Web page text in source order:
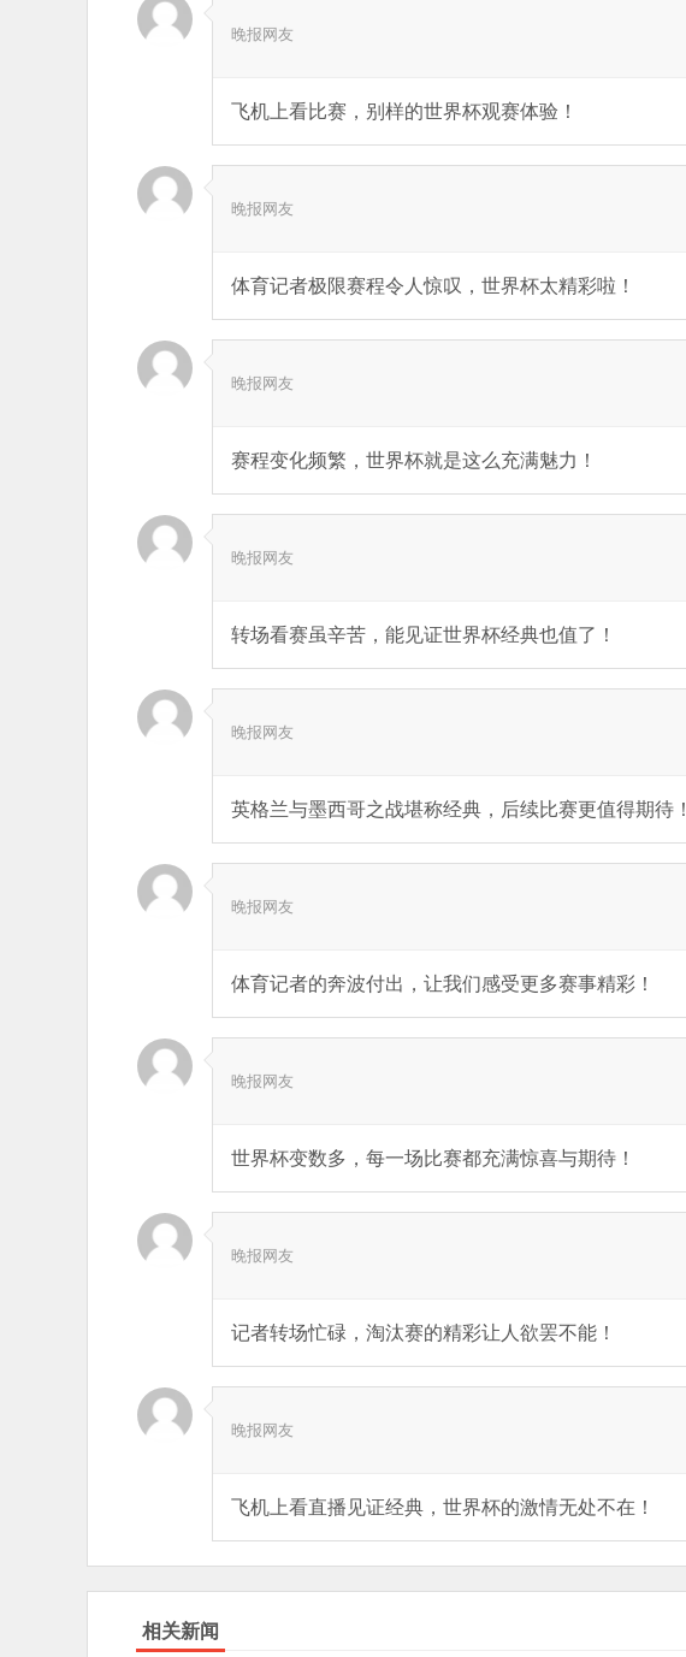
晚报网友
飞机上看比赛，别样的世界杯观赛体验！
晚报网友
体育记者极限赛程令人惊叹，世界杯太精彩啦！
晚报网友
赛程变化频繁，世界杯就是这么充满魅力！
晚报网友
转场看赛虽辛苦，能见证世界杯经典也值了！
晚报网友
英格兰与墨西哥之战堪称经典，后续比赛更值得期待！
晚报网友
体育记者的奔波付出，让我们感受更多赛事精彩！
晚报网友
世界杯变数多，每一场比赛都充满惊喜与期待！
晚报网友
记者转场忙碌，淘汰赛的精彩让人欲罢不能！
晚报网友
飞机上看直播见证经典，世界杯的激情无处不在！
相关新闻